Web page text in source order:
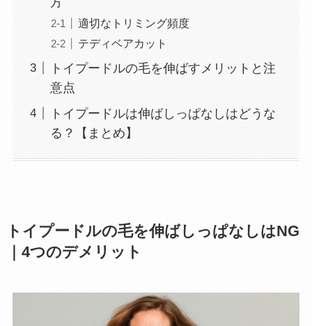
適切なトリミング頻度
テディベアカット
トイプードルの毛を伸ばすメリットと注
意点
トイプードルは伸ばしっぱなしはどうな
る？【まとめ】
トイプードルの毛を伸ばしっぱなしはNG
｜4つのデメリット